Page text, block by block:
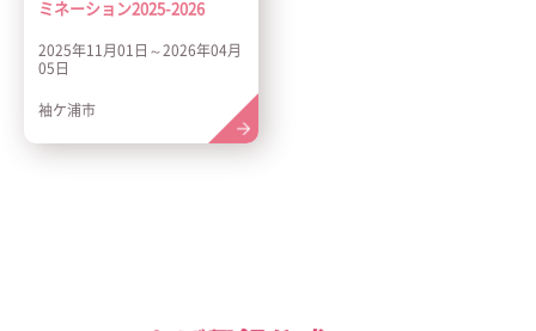
ミネーション2025-2026
2025年11月01日～2026年04月
05日
袖ケ浦市